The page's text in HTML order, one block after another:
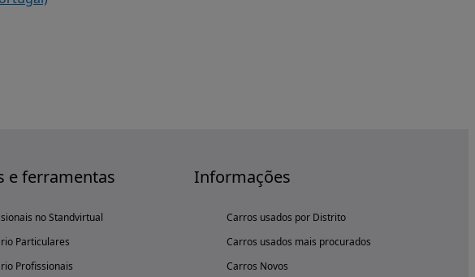
e ferramentas
no Standvirtual
Particulares
Profissionais
Informações
Carros usados por Distrito
Carros usados mais procurados
Carros Novos